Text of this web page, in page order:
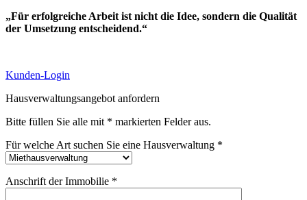
„Für erfolgreiche Arbeit ist nicht die Idee, sondern die Qualität
der Umsetzung entscheidend.“
Kunden-Login
Hausverwaltungsangebot anfordern
Bitte füllen Sie alle mit * markierten Felder aus.
Für welche Art suchen Sie eine Hausverwaltung *
Anschrift der Immobilie *